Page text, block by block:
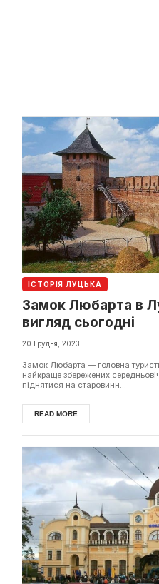
ІСТОРІЯ ЛУЦЬКА
Замок Любарта в
вигляд сьогодні
20 Грудня, 2023
Замок Любарта — головна
найкраще збережених
піднятися на старовинн...
READ MORE